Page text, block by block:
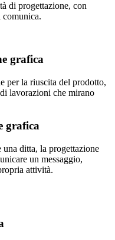
di progettazione, con
grafica
per la riuscita del prodotto,
lavorazioni che mirano
grafica
ditta, la progettazione
un messaggio,
attività.